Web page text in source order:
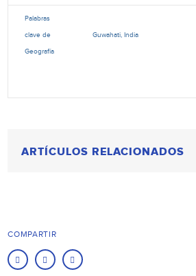
Palabras
clave de
Geografía
Guwahati, India
ARTÍCULOS RELACIONADOS
COMPARTIR